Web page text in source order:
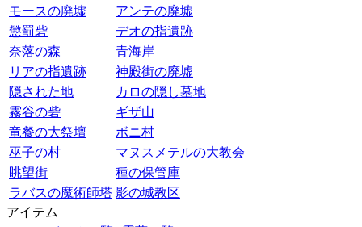
モースの廃墟
アンテの廃墟
懲罰砦
デオの指遺跡
奈落の森
青海岸
リアの指遺跡
神殿街の廃墟
隠された地
カロの隠し墓地
霧谷の砦
ギザ山
竜餐の大祭壇
ボニ村
巫子の村
マヌスメテルの大教会
眺望街
種の保管庫
ラバスの魔術師塔 影の城教区
アイテム